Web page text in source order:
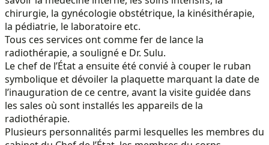
chirurgie, la gynécologie obstétrique, la kinésithérapie,
la pédiatrie, le laboratoire etc.
Tous ces services ont comme fer de lance la
radiothérapie, a souligné e Dr. Sulu.
Le chef de l’État a ensuite été convié à couper le ruban
symbolique et dévoiler la plaquette marquant la date de
l’inauguration de ce centre, avant la visite guidée dans
les sales où sont installés les appareils de la
radiothérapie.
Plusieurs personnalités parmi lesquelles les membres du